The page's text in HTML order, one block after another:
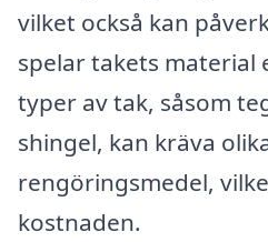
vilket också kan
spelar takets material
typer av tak, såsom
shingel, kan kräva
rengöringsmedel,
kostnaden.